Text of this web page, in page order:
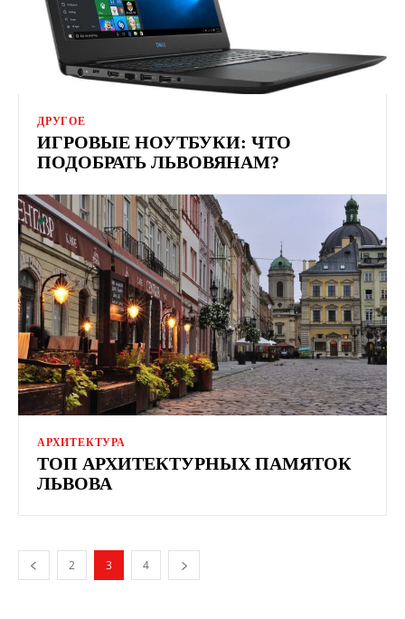
ДРУГОЕ
ИГРОВЫЕ НОУТБУКИ: ЧТО
ПОДОБРАТЬ ЛЬВОВЯНАМ?
АРХИТЕКТУРА
ТОП АРХИТЕКТУРНЫХ ПАМЯТОК
ЛЬВОВА
2 3 4